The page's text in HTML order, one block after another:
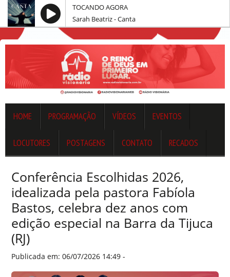
TOCANDO AGORA
Sarah Beatriz - Canta
HOME PROGRAMAÇÃO VÍDEOS EVENTOS
LOCUTORES POSTAGENS CONTATO RECADOS
Conferência Escolhidas 2026,
idealizada pela pastora Fabíola
Bastos, celebra dez anos com
edição especial na Barra da Tijuca
(RJ)
Publicada em: 06/07/2026 14:49 -